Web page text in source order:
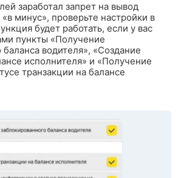
заработал запрет на вывод
минус», проверьте настройки в
будет работать, если у вас
пункты «Получение
водителя», «Создание
исполнителя» и «Получение
транзакции на балансе